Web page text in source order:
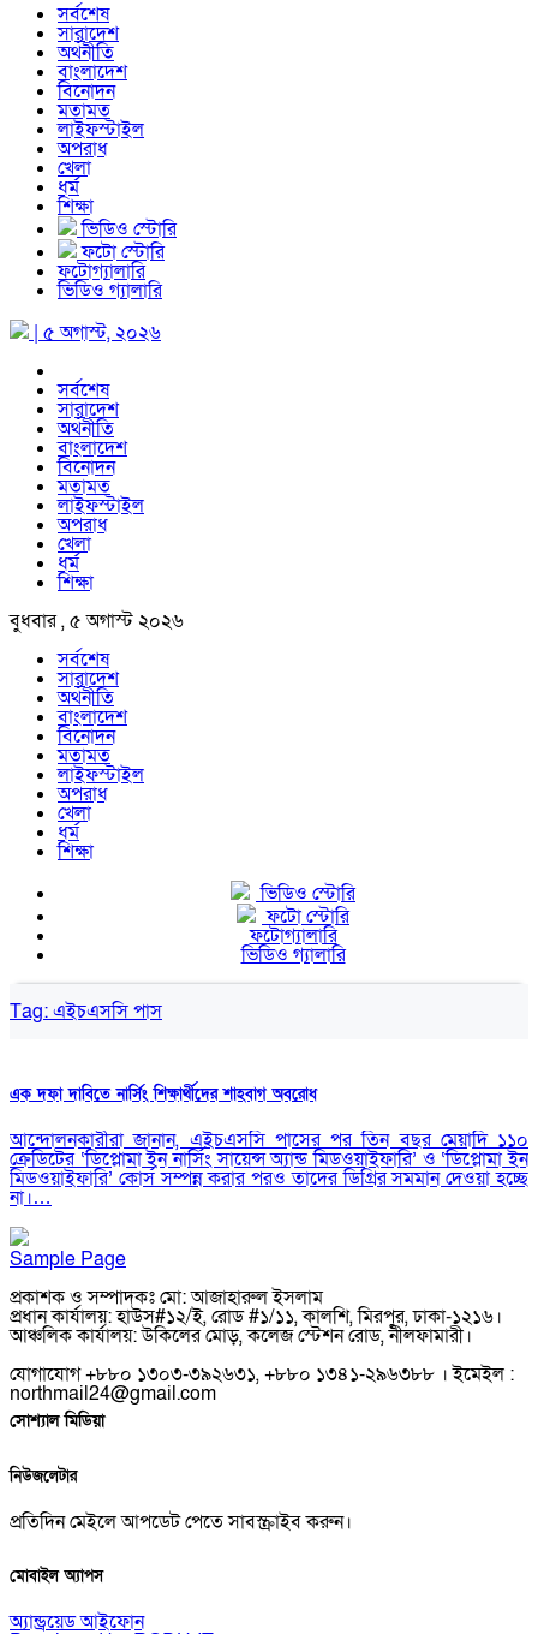
সর্বশেষ
সারাদেশ
অর্থনীতি
বাংলাদেশ
বিনোদন
মতামত
লাইফস্টাইল
অপরাধ
খেলা
ধর্ম
শিক্ষা
ভিডিও স্টোরি
ফটো স্টোরি
ফটোগ্যালারি
ভিডিও গ্যালারি
| ৫ অগাস্ট, ২০২৬
সর্বশেষ
সারাদেশ
অর্থনীতি
বাংলাদেশ
বিনোদন
মতামত
লাইফস্টাইল
অপরাধ
খেলা
ধর্ম
শিক্ষা
বুধবার , ৫ অগাস্ট ২০২৬
সর্বশেষ
সারাদেশ
অর্থনীতি
বাংলাদেশ
বিনোদন
মতামত
লাইফস্টাইল
অপরাধ
খেলা
ধর্ম
শিক্ষা
ভিডিও স্টোরি
ফটো স্টোরি
ফটোগ্যালারি
ভিডিও গ্যালারি
Tag:এইচএসসি পাস
এক দফা দাবিতে নার্সিং শিক্ষার্থীদের শাহবাগ অবরোধ
আন্দোলনকারীরা জানান, এইচএসসি পাসের পর তিন বছর মেয়াদি ১১০
ক্রেডিটের ‘ডিপ্লোমা ইন নার্সিং সায়েন্স অ্যান্ড মিডওয়াইফারি’ ও ‘ডিপ্লোমা ইন
মিডওয়াইফারি’ কোর্স সম্পন্ন করার পরও তাদের ডিগ্রির সমমান দেওয়া হচ্ছে
না।…
Sample Page
প্রকাশক ও সম্পাদকঃ মো: আজাহারুল ইসলাম
প্রধান কার্যালয়: হাউস#১২/ই, রোড #১/১১, কালশি, মিরপুর, ঢাকা-১২১৬।
আঞ্চলিক কার্যালয়: উকিলের মোড়, কলেজ স্টেশন রোড, নীলফামারী।
যোগাযোগ +৮৮০ ১৩০৩-৩৯২৬৩১, +৮৮০ ১৩৪১-২৯৬৩৮৮ । ইমেইল :
northmail24@gmail.com
সোশ্যাল মিডিয়া
নিউজলেটার
প্রতিদিন মেইলে আপডেট পেতে সাবস্ক্রাইব করুন।
মোবাইল অ্যাপস
অ্যান্ড্রয়েডআইফোন